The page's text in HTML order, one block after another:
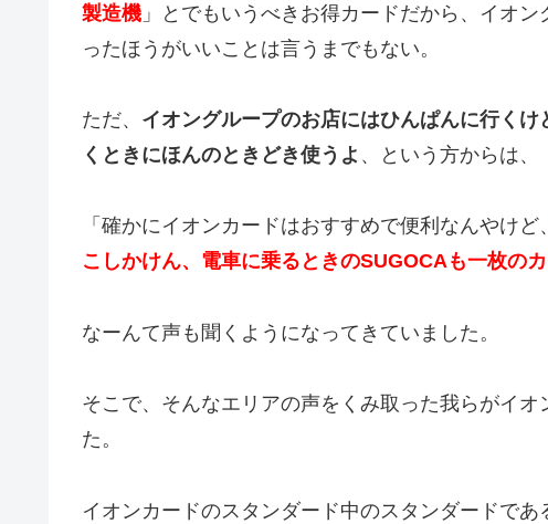
製造機 」とでもいうべきお得カードだから、イオ
ったほうがいいことは言うまでもない。
ただ、 イオングループのお店にはひんぱんに行く
くときにほんのときどき使うよ 、という方からは、
「確かにイオンカードはおすすめで便利なんやけど、
こしかけん、電車に乗るときのSUGOCAも一枚の
なーんて声も聞くようになってきていました。
そこで、そんなエリアの声をくみ取った我らがイ
た。
イオンカードのスタンダード中のスタンダードであ